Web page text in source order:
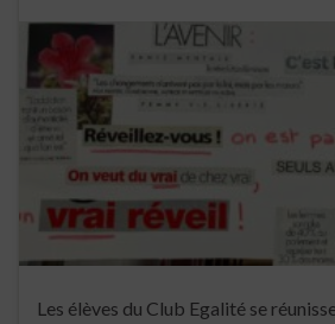
Les élèves du Club Egalité se